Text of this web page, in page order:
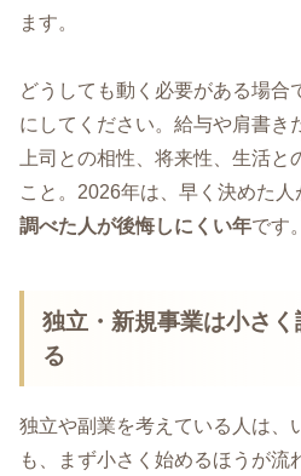
ます。
どうしても動く必要がある場合
にしてください。給与や肩書き
上司との相性、将来性、生活
こと。2026年は、早く決めた人
調べた人が後悔しにくい年です。
独立・新規事業は小さ
る
独立や副業を考えている人は、
も、まず小さく始めるほうが流